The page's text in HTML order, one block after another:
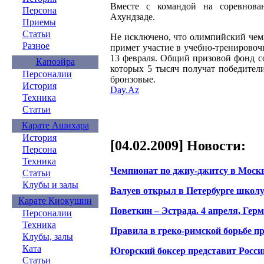
Персона
Приемы
Статьи
Разное
Капоэйра
Персоналии
История
Техника
Статьи
Карате Ашихара
История
Персона
Техника
Статьи
Клубы и залы
Карате Киокушин
Персоналии
Техника
Клубы, залы
Ката
Статьи
Вместе с командой на
Ахундзаде.
Не исключено, что олимпийский
примет участие в учебно-
13 февраля. Общий призовой фонд
которых 5 тысяч получат
бронзовые.
Day.Az
[04.02.2009] Новости:
Чемпионат по джиу-джитсу в
Валуев открыл в Петербурге
Поветкин – Эстрада. 4 апреля,
Правила в греко-римской борьбе
Югорский боксер представит